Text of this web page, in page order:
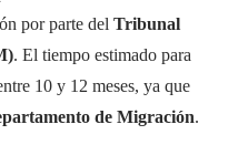
por parte del Tribunal
. El tiempo estimado para
10 y 12 meses, ya que
de Migración.